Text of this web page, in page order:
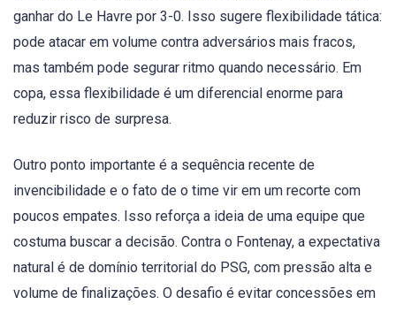
ganhar do Le Havre por 3-0. Isso sugere flexibilidade tática:
pode atacar em volume contra adversários mais fracos,
mas também pode segurar ritmo quando necessário. Em
copa, essa flexibilidade é um diferencial enorme para
reduzir risco de surpresa.
Outro ponto importante é a sequência recente de
invencibilidade e o fato de o time vir em um recorte com
poucos empates. Isso reforça a ideia de uma equipe que
costuma buscar a decisão. Contra o Fontenay, a expectativa
natural é de domínio territorial do PSG, com pressão alta e
volume de finalizações. O desafio é evitar concessões em